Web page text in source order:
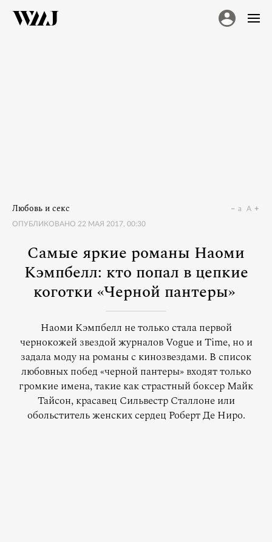
Любовь и секс
ОПУБЛИКОВАНО 22 МАЯ 2017, 00:30
a A
Самые яркие романы Наоми
Кэмпбелл: кто попал в цепкие
коготки «Черной пантеры»
Наоми Кэмпбелл не только стала первой
чернокожей звездой журналов Vogue и Time, но и
задала моду на романы с кинозвездами. В список
любовных побед «черной пантеры» входят только
громкие имена, такие как страстный боксер Майк
Тайсон, красавец Сильвестр Сталлоне или
обольститель женских сердец Роберт Де Ниро.